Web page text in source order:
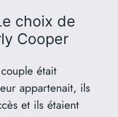
choix de
Cooper
était
appartenait, ils
et ils étaient